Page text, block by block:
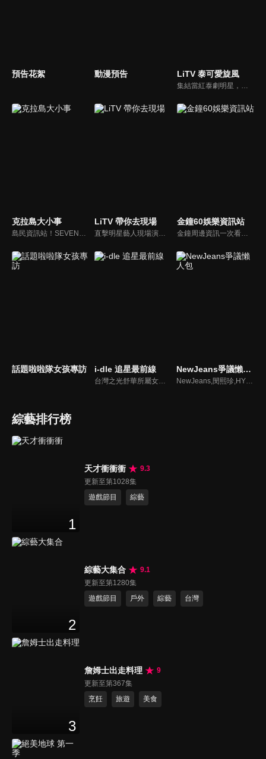
預告花絮 動漫預告 LiTV 泰可愛旋風
集結當紅泰劇明星，獨家揭露他們的幕後小秘密
克拉島大小事
島民資訊站！SEVENTEEN近期資訊報你知
LiTV 帶你去現場
直擊明星藝人現場演出，體驗當下火熱氣氛
金鐘60娛樂資訊站
金鐘周邊資訊一次看，一起預測金鐘得主！
話題啦啦隊女孩專訪 i-dle 追星最前線
台灣之光舒華所屬女團最新消息報你知
NewJeans爭議懶人包
NewJeans,閔熙珍,HYBE爭議懶人包
綜藝排行榜
1
天才衝衝衝
9.3
更新至第1028集
遊戲節目
綜藝
2
綜藝大集合
9.1
更新至第1280集
遊戲節目
戶外 綜藝 台灣
3
詹姆士出走料理
9
更新至第367集
烹飪
旅遊 美食